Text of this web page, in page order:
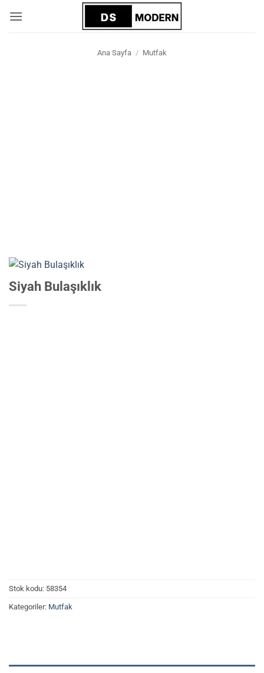
atla
Ana Sayfa / Mutfak
Siyah Bulaşıklık
Stok kodu: 58354
Kategoriler: Mutfak